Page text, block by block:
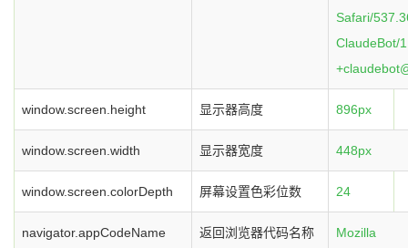
Safari/
ClaudeBot/
window.screen.height 显示器高度 896px
window.screen.width 显示器宽度 448px
window.screen.colorDepth 屏幕设置色彩位数 24
navigator.appCodeName 返回浏览器代码名称 Mozilla